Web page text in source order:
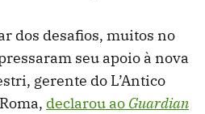
dos desafios, muitos no
seu apoio à nova
gerente do L’Antico
declarou ao Guardian